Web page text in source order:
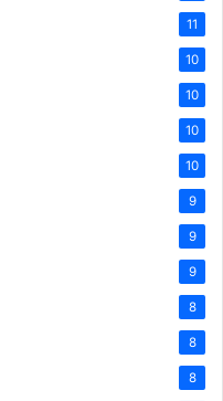
11
10
10
10
10
9
9
9
8
8
8